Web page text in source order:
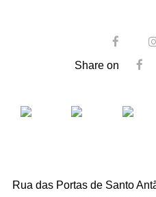
Share on
Rua das Portas de Santo